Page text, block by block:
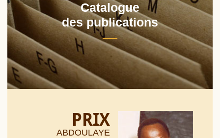
Catalogue
des publications
PRIX
ABDOULAYE